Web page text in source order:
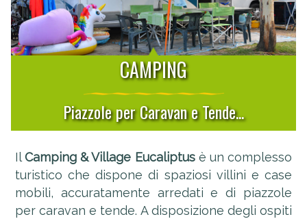
CAMPING
Piazzole per Caravan e Tende...
IlCamping & Village Eucaliptusè un complesso
turistico che dispone di spaziosi villini e case
mobili, accuratamente arredati e di piazzole
per caravan e tende. A disposizione degli ospiti